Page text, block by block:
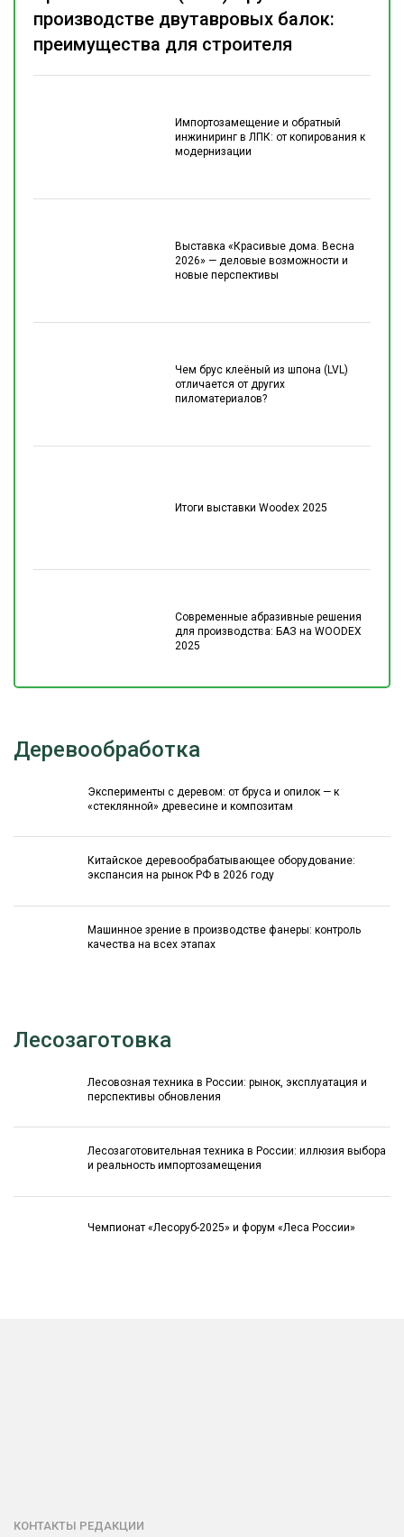
Импортозамещение и обратный
инжиниринг в ЛПК: от копирования к
модернизации
Выставка «Красивые дома. Весна
2026» — деловые возможности и
новые перспективы
Чем брус клеёный из шпона (LVL)
отличается от других
пиломатериалов?
Итоги выставки Woodex 2025
Современные абразивные решения
для производства: БАЗ на WOODEX
2025
производстве двутавровых балок:
преимущества для строителя
Деревообработка
Эксперименты с деревом: от бруса и опилок — к
«стеклянной» древесине и композитам
Китайское деревообрабатывающее оборудование:
экспансия на рынок РФ в 2026 году
Машинное зрение в производстве фанеры: контроль
качества на всех этапах
Лесозаготовка
Лесовозная техника в России: рынок, эксплуатация и
перспективы обновления
Лесозаготовительная техника в России: иллюзия выбора
и реальность импортозамещения
Чемпионат «Лесоруб-2025» и форум «Леса России»
КОНТАКТЫ РЕДАКЦИИ